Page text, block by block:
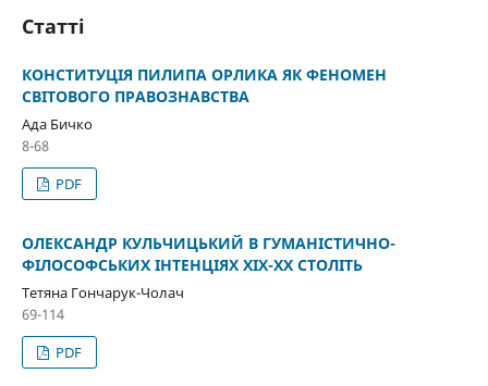
Статті
КОНСТИТУЦІЯ ПИЛИПА ОРЛИКА ЯК ФЕНОМЕН
СВІТОВОГО ПРАВОЗНАВСТВА
Ада Бичко
8-68
PDF
ОЛЕКСАНДР КУЛЬЧИЦЬКИЙ В ГУМАНІСТИЧНО-
ФІЛОСОФСЬКИХ ІНТЕНЦІЯХ ХІХ-ХХ СТОЛІТЬ
Тетяна Гончарук-Чолач
69-114
PDF